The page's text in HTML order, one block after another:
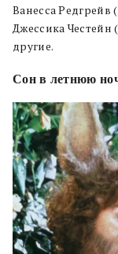
Ванесса
Джессика Честейн
другие.
Сон в летнюю